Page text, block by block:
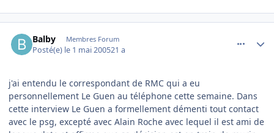
Balby Membres Forum
Posté(e) le 1 mai 200521 a
j'ai entendu le correspondant de RMC qui a eu
personnellement Le Guen au téléphone cette semaine. Dans
cette interview Le Guen a formellement démenti tout contact
avec le psg, excepté avec Alain Roche avec lequel il est ami de